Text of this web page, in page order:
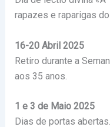
rapazes e raparigas
16-20 Abril 2025
Retiro durante a
aos 35 anos.
1 e 3 de Maio 2025
Dias de portas abertas.